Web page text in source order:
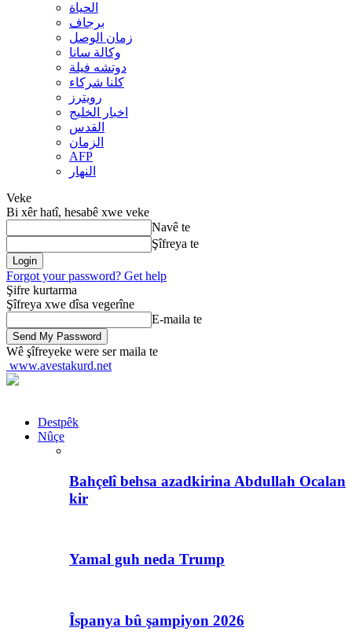
الحیاة
برجاف
زمان الوصل
وکالة سانا
دوتشه فیلة
کلنا شرکاء
رويترز
اخبار الخلیج
القدس
الزمان
AFP
النهار
Veke
Bi xêr hatî, hesabê xwe veke
Navê te
Şîfreya te
Forgot your password? Get help
Şifre kurtarma
Şîfreya xwe dîsa vegerîne
E-maila te
Wê şîfreyeke were ser maila te
www.avestakurd.net
Destpêk
Nûçe
Bahçelî behsa azadkirina Abdullah Ocalan
kir
Yamal guh neda Trump
Îspanya bû şampiyon 2026